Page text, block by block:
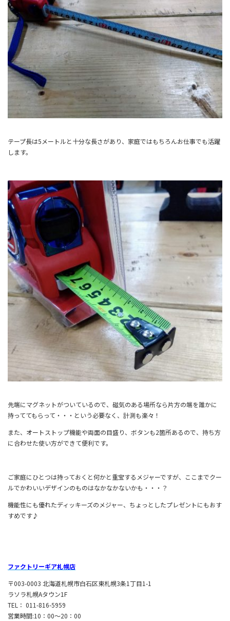
テープ長は5メートルと十分な長さがあり、家庭ではもちろんお仕事でも活躍
します。
先端にマグネットがついているので、磁気のある場所なら片方の端を誰かに
持っててもらって・・・という必要なく、計測も楽々！
また、オートストップ機能や両面の目盛り、ボタンも2箇所あるので、持ち方
に合わせた使い方ができて便利です。
ご家庭にひとつは持っておくと何かと重宝するメジャーですが、ここまでクー
ルでかわいいデザインのものはなかなかないかも・・・？
機能性にも優れたディッキーズのメジャー、ちょっとしたプレゼントにもおす
すめです♪
ファクトリーギア札幌店
〒003-0003 北海道札幌市白石区東札幌3条1丁目1-1
ラソラ札幌Aタウン1F
TEL： 011-816-5959
営業時間:10：00～20：00